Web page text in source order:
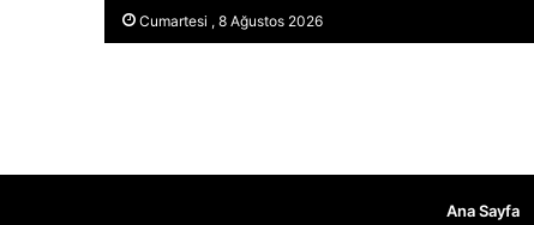
Cumartesi , 8 Ağustos 2026
Ana Sayfa